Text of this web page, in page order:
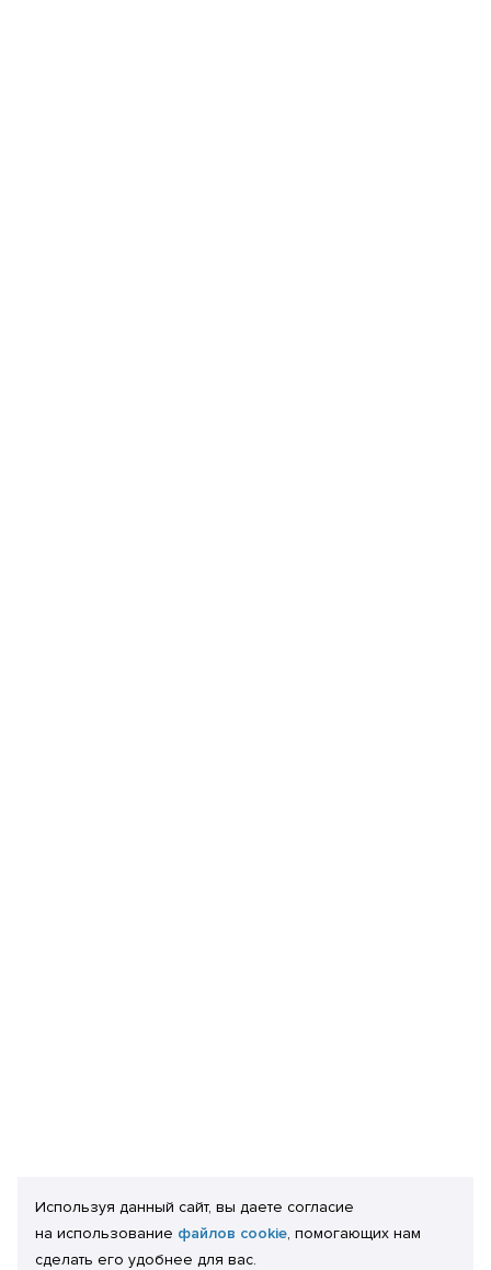
Используя данный сайт, вы даете согласие
на использование файлов cookie, помогающих нам
сделать его удобнее для вас.